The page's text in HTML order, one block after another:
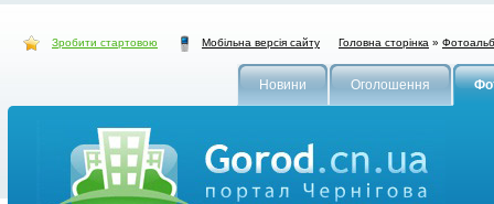
Зробити стартовою Мобільна версія сайту Головна сторінка »
Новини Оголошення